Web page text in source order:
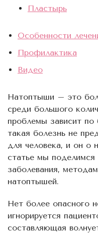
Пластырь
Особенности
Профилактика
Видео
Натоптыши – это
среди большого
проблемы зависит по
такая болезнь не
для человека, и он о
статье мы поделимся
заболевания,
натоптышей.
Нет более опасного
игнорируется
составляющая